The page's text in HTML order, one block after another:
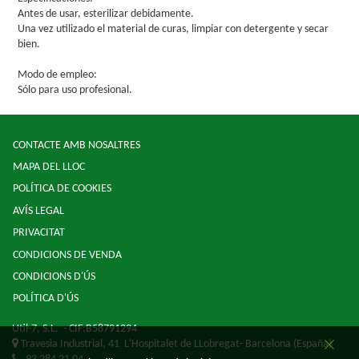
Antes de usar, esterilizar debidamente.
Una vez utilizado el material de curas, limpiar con detergente y secar
bien.
Modo de empleo:
Sólo para uso profesional.
CONTACTE AMB NOSALTRES
MAPA DEL LLOC
POLÍTICA DE COOKIES
AVÍS LEGAL
PRIVACITAT
CONDICIONS DE VENDA
CONDICIONS D'ÚS
POLÍTICA D'ÚS
Util-7, S.L.- CIF:B58791294
Travesia Industrial, 41 L'Hospitalet de LLobregat- Barcelona (España)